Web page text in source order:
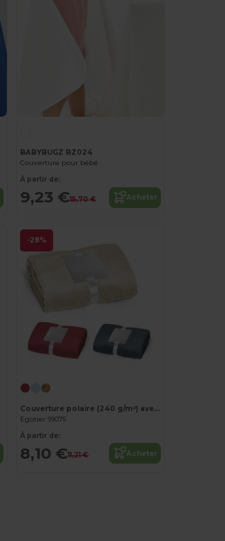
BABYBUGZ BZ024
Couverture pour bébé
À partir de:
9,23 €15,70 € Acheter
-28%
Couverture polaire (240 g/m²) avec ruban pour carte de personnalisation
Egotier 99075
À partir de:
8,10 €11,21 € Acheter